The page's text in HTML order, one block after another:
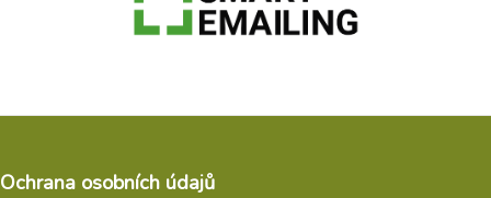
Ochrana osobních údajů